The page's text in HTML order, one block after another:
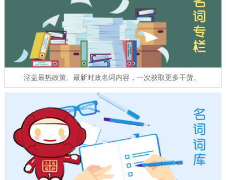
绿色北京 图说北京 视频北京
多语种
ENGLISH 한국어 日本語
FRANÇAIS
ESPAÑOL العربية PORTUGUÊS
ITALIANO
涵盖最热政策、最新时政名词内容，一次获取更多干货。